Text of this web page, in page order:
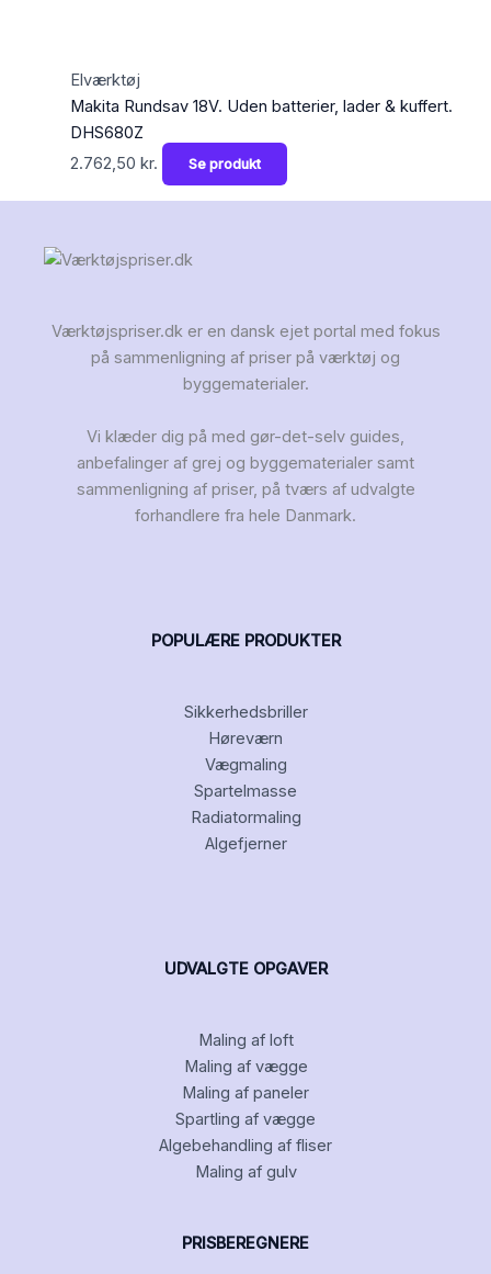
Elværktøj
Makita Rundsav 18V. Uden batterier, lader & kuffert.
DHS680Z
2.762,50 kr. Se produkt
Værktøjspriser.dk er en dansk ejet portal med fokus
på sammenligning af priser på værktøj og
byggematerialer.
Vi klæder dig på med gør-det-selv guides,
anbefalinger af grej og byggematerialer samt
sammenligning af priser, på tværs af udvalgte
forhandlere fra hele Danmark.
POPULÆRE PRODUKTER
Sikkerhedsbriller
Høreværn
Vægmaling
Spartelmasse
Radiatormaling
Algefjerner
UDVALGTE OPGAVER
Maling af loft
Maling af vægge
Maling af paneler
Spartling af vægge
Algebehandling af fliser
Maling af gulv
PRISBEREGNERE